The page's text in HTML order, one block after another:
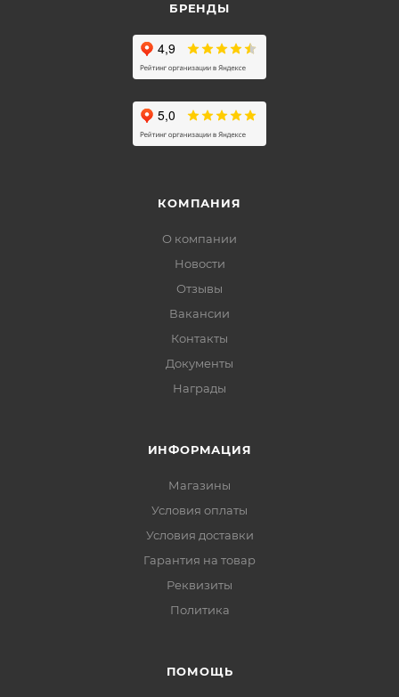
БРЕНДЫ
КОМПАНИЯ
О компании
Новости
Отзывы
Вакансии
Контакты
Документы
Награды
ИНФОРМАЦИЯ
Магазины
Условия оплаты
Условия доставки
Гарантия на товар
Реквизиты
Политика
ПОМОЩЬ